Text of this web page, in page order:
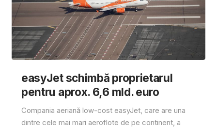
easyJet schimbă proprietarul
pentru aprox. 6,6 mld. euro
Compania aeriană low-cost easyJet, care are una
dintre cele mai mari aeroflote de pe continent, a